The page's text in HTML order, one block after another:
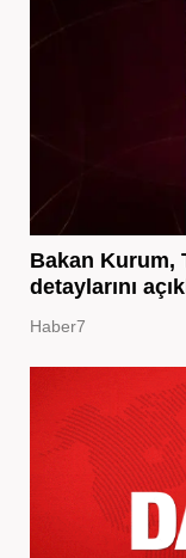
Bakan Kurum,
detaylarını
Haber7